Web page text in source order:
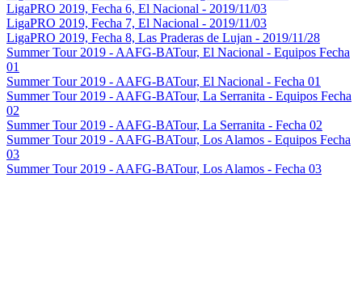
LigaPRO 2019, Fecha 6, El Nacional - 2019/11/03
LigaPRO 2019, Fecha 7, El Nacional - 2019/11/03
LigaPRO 2019, Fecha 8, Las Praderas de Lujan - 2019/11/28
Summer Tour 2019 - AAFG-BATour, El Nacional - Equipos Fecha
01
Summer Tour 2019 - AAFG-BATour, El Nacional - Fecha 01
Summer Tour 2019 - AAFG-BATour, La Serranita - Equipos Fecha
02
Summer Tour 2019 - AAFG-BATour, La Serranita - Fecha 02
Summer Tour 2019 - AAFG-BATour, Los Alamos - Equipos Fecha
03
Summer Tour 2019 - AAFG-BATour, Los Alamos - Fecha 03